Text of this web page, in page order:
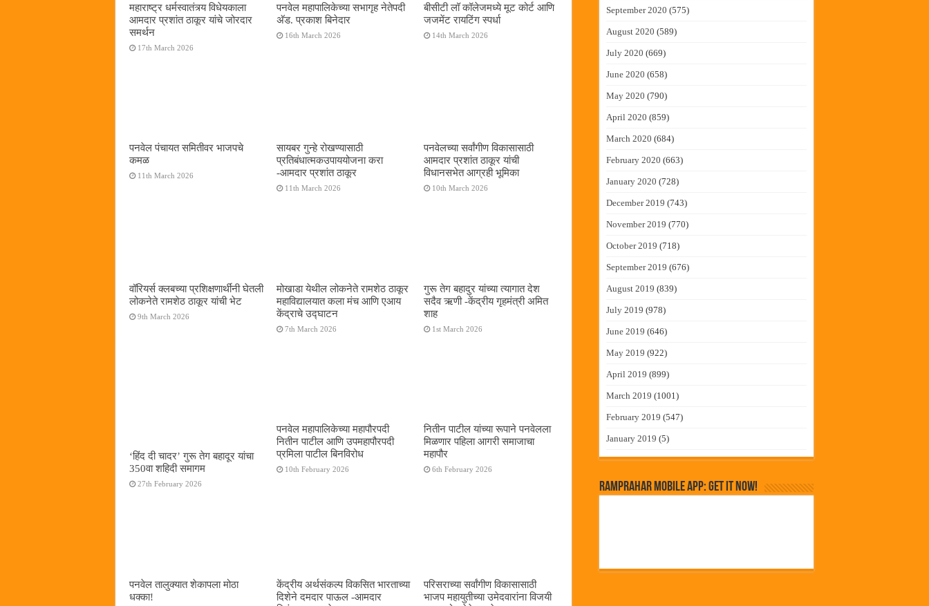
महाराष्ट्र धर्मस्वातंत्र्य विधेयकाला
आमदार प्रशांत ठाकूर यांचे जोरदार
समर्थन
17th March 2026
पनवेल महापालिकेच्या सभागृह नेतेपदी
अ‍ॅड. प्रकाश बिनेदार
16th March 2026
बीसीटी लॉ कॉलेजमध्ये मूट कोर्ट आणि
जजमेंट रायटिंग स्पर्धा
14th March 2026
पनवेल पंचायत समितीवर भाजपचे
कमळ
11th March 2026
सायबर गुन्हे रोखण्यासाठी
प्रतिबंधात्मकउपाययोजना करा
-आमदार प्रशांत ठाकूर
11th March 2026
पनवेलच्या सर्वांगीण विकासासाठी
आमदार प्रशांत ठाकूर यांची
विधानसभेत आग्रही भूमिका
10th March 2026
वॉरियर्स क्लबच्या प्रशिक्षणार्थींनी घेतली
लोकनेते रामशेठ ठाकूर यांची भेट
9th March 2026
मोखाडा येथील लोकनेते रामशेठ ठाकूर
महाविद्यालयात कला मंच आणि एआय
केंद्राचे उद्घाटन
7th March 2026
गुरू तेग बहादुर यांच्या त्यागात देश
सदैव ऋणी -केंद्रीय गृहमंत्री अमित
शाह
1st March 2026
‘हिंद दी चादर’ गुरू तेग बहादूर यांचा
350वा शहिदी समागम
27th February 2026
पनवेल महापालिकेच्या महापौरपदी
नितीन पाटील आणि उपमहापौरपदी
प्रमिला पाटील बिनविरोध
10th February 2026
नितीन पाटील यांच्या रूपाने पनवेलला
मिळणार पहिला आगरी समाजाचा
महापौर
6th February 2026
पनवेल तालुक्यात शेकापला मोठा
धक्का!
केंद्रीय अर्थसंकल्प विकसित भारताच्या
दिशेने दमदार पाऊल -आमदार
परिसराच्या सर्वांगीण विकासासाठी
भाजप महायुतीच्या उमेदवारांना विजयी
September 2020 (575)
August 2020 (589)
July 2020 (669)
June 2020 (658)
May 2020 (790)
April 2020 (859)
March 2020 (684)
February 2020 (663)
January 2020 (728)
December 2019 (743)
November 2019 (770)
October 2019 (718)
September 2019 (676)
August 2019 (839)
July 2019 (978)
June 2019 (646)
May 2019 (922)
April 2019 (899)
March 2019 (1001)
February 2019 (547)
January 2019 (5)
RamPrahar Mobile App: Get it Now!